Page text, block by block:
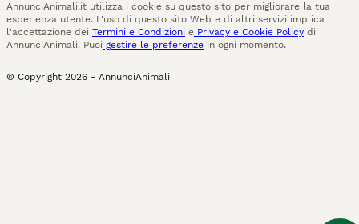
AnnunciAnimali.it utilizza i cookie su questo sito per migliorare la tua
esperienza utente. L'uso di questo sito Web e di altri servizi implica
l'accettazione dei Termini e Condizioni e Privacy e Cookie Policy di
AnnunciAnimali. Puoi gestire le preferenze in ogni momento.
© Copyright 2026 - AnnunciAnimali